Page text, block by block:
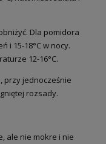
Dla pomidora
i 15-18°C w nocy.
12-16°C.
przy jednocześnie
rozsady.
ale nie mokre i nie